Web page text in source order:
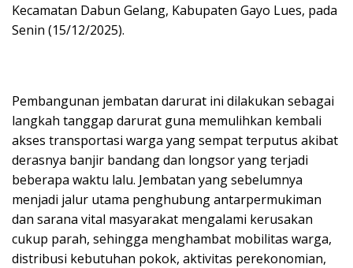
Kecamatan Dabun Gelang, Kabupaten Gayo Lues, pada
Senin (15/12/2025).
Pembangunan jembatan darurat ini dilakukan sebagai
langkah tanggap darurat guna memulihkan kembali
akses transportasi warga yang sempat terputus akibat
derasnya banjir bandang dan longsor yang terjadi
beberapa waktu lalu. Jembatan yang sebelumnya
menjadi jalur utama penghubung antarpermukiman
dan sarana vital masyarakat mengalami kerusakan
cukup parah, sehingga menghambat mobilitas warga,
distribusi kebutuhan pokok, aktivitas perekonomian,